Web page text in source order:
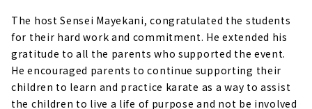
The host Sensei Mayekani, congratulated the students
for their hard work and commitment. He extended his
gratitude to all the parents who supported the event.
He encouraged parents to continue supporting their
children to learn and practice karate as a way to assist
the children to live a life of purpose and not be involved